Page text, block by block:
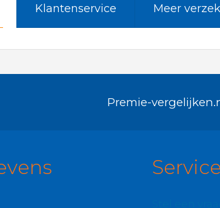
Klantenservice Meer
Premie-
Service